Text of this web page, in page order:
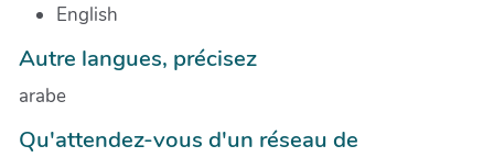
English
Autre langues, précisez
arabe
Qu'attendez-vous d'un réseau de